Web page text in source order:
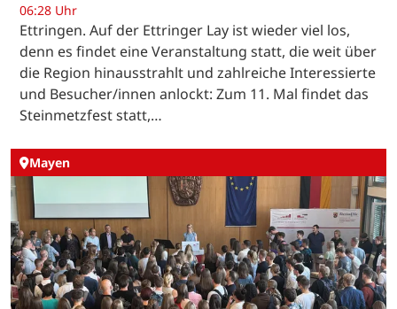
06:28 Uhr
Ettringen. Auf der Ettringer Lay ist wieder viel los,
denn es findet eine Veranstaltung statt, die weit über
die Region hinausstrahlt und zahlreiche Interessierte
und Besucher/innen anlockt: Zum 11. Mal findet das
Steinmetzfest statt,…
Mayen